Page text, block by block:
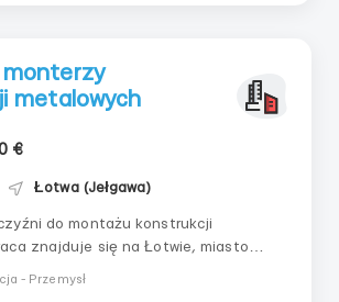
monterzy
metalowych
€
Łotwa (Jełgawa)
do montażu konstrukcji
- Przemysł